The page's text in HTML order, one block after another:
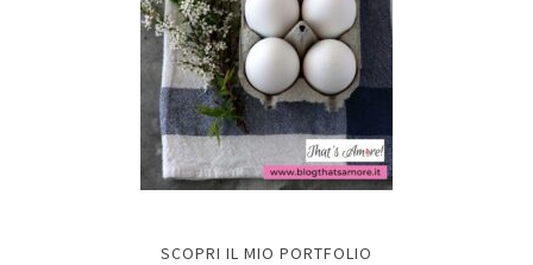
SCOPRI IL MIO PORTFOLIO